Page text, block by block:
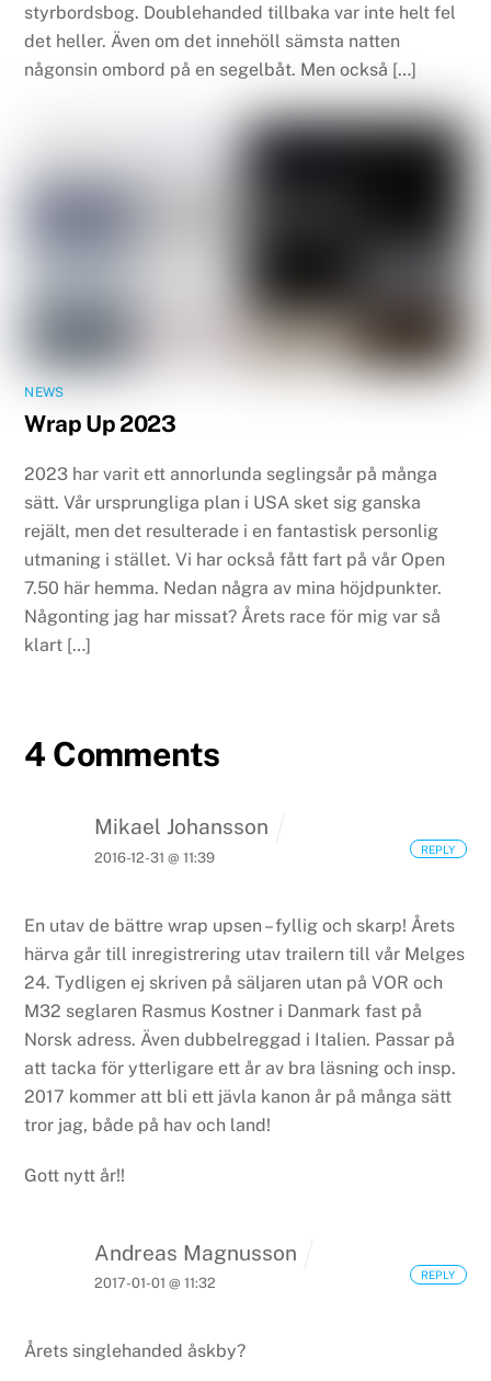
styrbordsbog. Doublehanded tillbaka var inte helt fel
det heller. Även om det innehöll sämsta natten
någonsin ombord på en segelbåt. Men också […]
NEWS
Wrap Up 2023
2023 har varit ett annorlunda seglingsår på många
sätt. Vår ursprungliga plan i USA sket sig ganska
rejält, men det resulterade i en fantastisk personlig
utmaning i stället. Vi har också fått fart på vår Open
7.50 här hemma. Nedan några av mina höjdpunkter.
Någonting jag har missat? Årets race för mig var så
klart […]
4 Comments
Mikael Johansson
2016-12-31 @ 11:39
En utav de bättre wrap upsen – fyllig och skarp! Årets
härva går till inregistrering utav trailern till vår Melges
24. Tydligen ej skriven på säljaren utan på VOR och
M32 seglaren Rasmus Kostner i Danmark fast på
Norsk adress. Även dubbelreggad i Italien. Passar på
att tacka för ytterligare ett år av bra läsning och insp.
2017 kommer att bli ett jävla kanon år på många sätt
tror jag, både på hav och land!
Gott nytt år!!
REPLY
Andreas Magnusson
2017-01-01 @ 11:32
Årets singlehanded åskby?
REPLY